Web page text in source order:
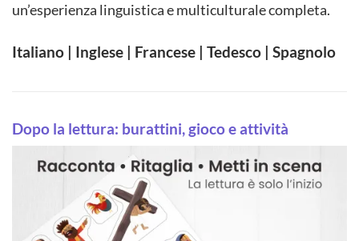
un’esperienza linguistica e multiculturale completa.
Italiano | Inglese | Francese | Tedesco | Spagnolo
Dopo la lettura: burattini, gioco e attività